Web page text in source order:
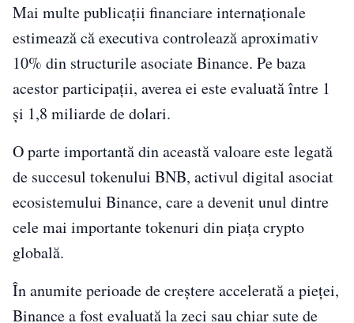
Mai multe publicații financiare internaționale
estimează că executiva controlează aproximativ
10% din structurile asociate Binance. Pe baza
acestor participații, averea ei este evaluată între 1
și 1,8 miliarde de dolari.
O parte importantă din această valoare este legată
de succesul tokenului BNB, activul digital asociat
ecosistemului Binance, care a devenit unul dintre
cele mai importante tokenuri din piața crypto
globală.
În anumite perioade de creștere accelerată a pieței,
Binance a fost evaluată la zeci sau chiar sute de